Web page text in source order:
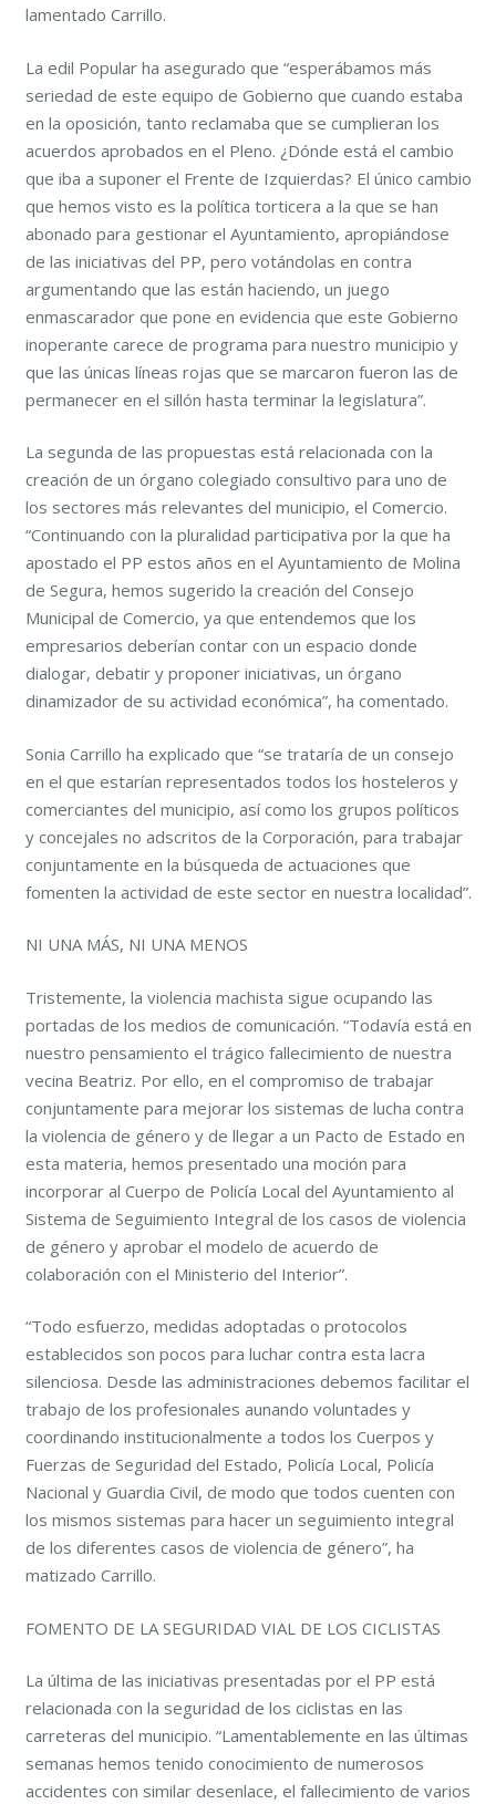
lamentado Carrillo.
La edil Popular ha asegurado que “esperábamos más
seriedad de este equipo de Gobierno que cuando estaba
en la oposición, tanto reclamaba que se cumplieran los
acuerdos aprobados en el Pleno. ¿Dónde está el cambio
que iba a suponer el Frente de Izquierdas? El único cambio
que hemos visto es la política torticera a la que se han
abonado para gestionar el Ayuntamiento, apropiándose
de las iniciativas del PP, pero votándolas en contra
argumentando que las están haciendo, un juego
enmascarador que pone en evidencia que este Gobierno
inoperante carece de programa para nuestro municipio y
que las únicas líneas rojas que se marcaron fueron las de
permanecer en el sillón hasta terminar la legislatura”.
La segunda de las propuestas está relacionada con la
creación de un órgano colegiado consultivo para uno de
los sectores más relevantes del municipio, el Comercio.
“Continuando con la pluralidad participativa por la que ha
apostado el PP estos años en el Ayuntamiento de Molina
de Segura, hemos sugerido la creación del Consejo
Municipal de Comercio, ya que entendemos que los
empresarios deberían contar con un espacio donde
dialogar, debatir y proponer iniciativas, un órgano
dinamizador de su actividad económica”, ha comentado.
Sonia Carrillo ha explicado que “se trataría de un consejo
en el que estarían representados todos los hosteleros y
comerciantes del municipio, así como los grupos políticos
y concejales no adscritos de la Corporación, para trabajar
conjuntamente en la búsqueda de actuaciones que
fomenten la actividad de este sector en nuestra localidad”.
NI UNA MÁS, NI UNA MENOS
Tristemente, la violencia machista sigue ocupando las
portadas de los medios de comunicación. “Todavía está en
nuestro pensamiento el trágico fallecimiento de nuestra
vecina Beatriz. Por ello, en el compromiso de trabajar
conjuntamente para mejorar los sistemas de lucha contra
la violencia de género y de llegar a un Pacto de Estado en
esta materia, hemos presentado una moción para
incorporar al Cuerpo de Policía Local del Ayuntamiento al
Sistema de Seguimiento Integral de los casos de violencia
de género y aprobar el modelo de acuerdo de
colaboración con el Ministerio del Interior”.
“Todo esfuerzo, medidas adoptadas o protocolos
establecidos son pocos para luchar contra esta lacra
silenciosa. Desde las administraciones debemos facilitar el
trabajo de los profesionales aunando voluntades y
coordinando institucionalmente a todos los Cuerpos y
Fuerzas de Seguridad del Estado, Policía Local, Policía
Nacional y Guardia Civil, de modo que todos cuenten con
los mismos sistemas para hacer un seguimiento integral
de los diferentes casos de violencia de género”, ha
matizado Carrillo.
FOMENTO DE LA SEGURIDAD VIAL DE LOS CICLISTAS
La última de las iniciativas presentadas por el PP está
relacionada con la seguridad de los ciclistas en las
carreteras del municipio. “Lamentablemente en las últimas
semanas hemos tenido conocimiento de numerosos
accidentes con similar desenlace, el fallecimiento de varios